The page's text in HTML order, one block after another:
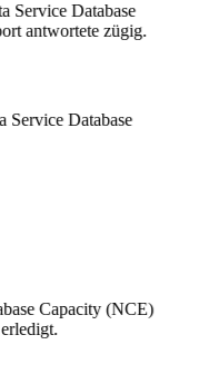
Database
antwortete zügig.
Service Database
Capacity (NCE)